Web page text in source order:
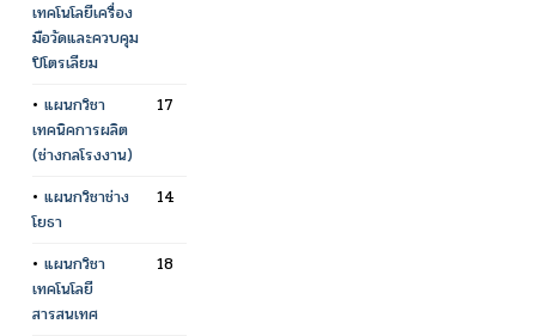
เทคโนโลยีเครื่อง
มือวัดและควบคุม
ปิโตรเลียม
• แผนกวิชา
เทคนิคการผลิต
(ช่างกลโรงงาน)
17
• แผนกวิชาช่าง
โยธา
14
• แผนกวิชา
เทคโนโลยี
สารสนเทศ
18